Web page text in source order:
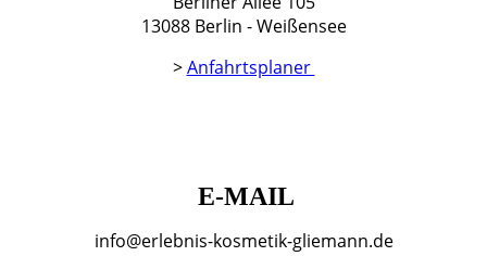
13088 Berlin - Weißensee
>Anfahrtsplaner
E-MAIL
info@erlebnis-kosmetik-gliemann.de